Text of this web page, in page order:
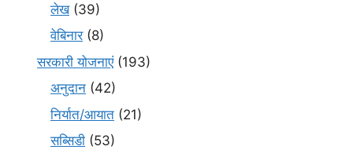
लेख(39)
वेबिनार(8)
सरकारी योजनाएं(193)
अनुदान (42)
निर्यात/आयात (21)
सब्सिडी (53)